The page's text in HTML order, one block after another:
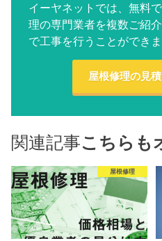
イーヤネットでは、無料
理の専門業者を複数ご紹
で工事を行うことができま
屋根修理の見
関連記事こちらも
屋根修理